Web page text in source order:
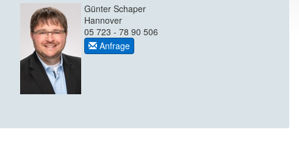
Günter Schaper
Hannover
05 723 - 78 90 506
Anfrage